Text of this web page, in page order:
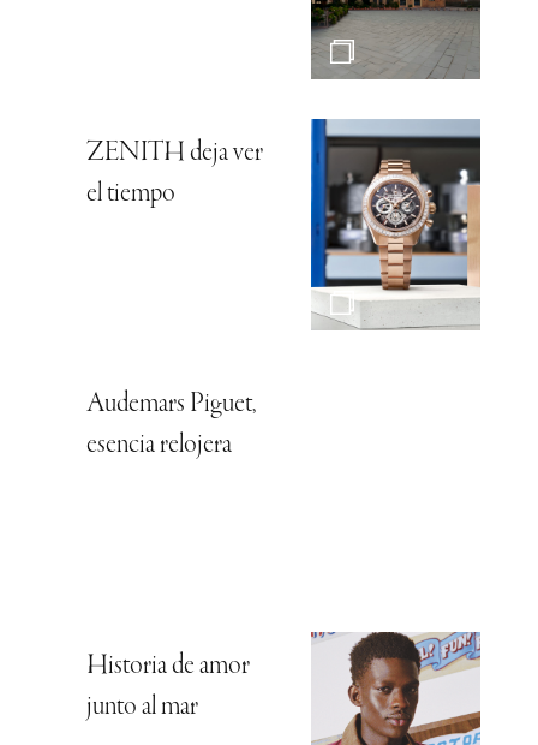
ZENITH deja ver
el tiempo
Audemars Piguet,
esencia relojera
Historia de amor
junto al mar